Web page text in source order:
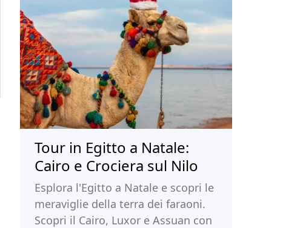
Tour in Egitto a Natale:
Cairo e Crociera sul Nilo
Esplora l'Egitto a Natale e scopri le
meraviglie della terra dei faraoni.
Scopri il Cairo, Luxor e Assuan con